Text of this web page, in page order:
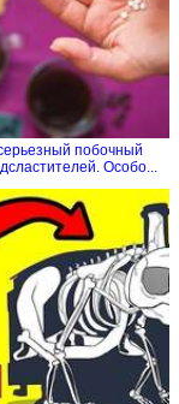
побочный
Особо...